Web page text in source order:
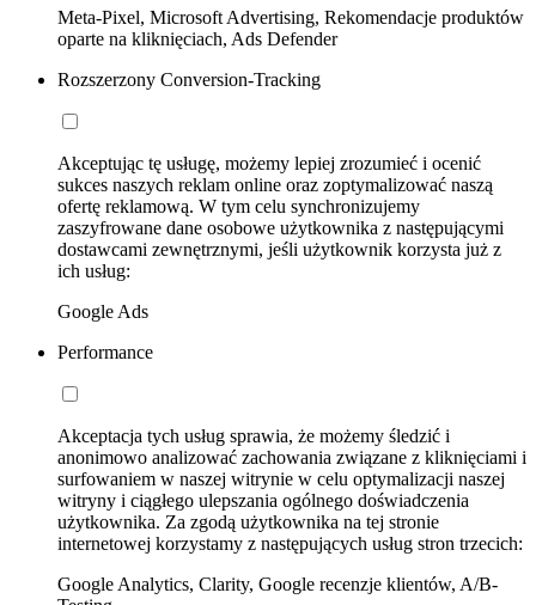
Meta-Pixel, Microsoft Advertising, Rekomendacje produktów
oparte na kliknięciach, Ads Defender
Rozszerzony Conversion-Tracking
Akceptując tę usługę, możemy lepiej zrozumieć i ocenić
sukces naszych reklam online oraz zoptymalizować naszą
ofertę reklamową. W tym celu synchronizujemy
zaszyfrowane dane osobowe użytkownika z następującymi
dostawcami zewnętrznymi, jeśli użytkownik korzysta już z
ich usług:
Google Ads
Performance
Akceptacja tych usług sprawia, że możemy śledzić i
anonimowo analizować zachowania związane z kliknięciami i
surfowaniem w naszej witrynie w celu optymalizacji naszej
witryny i ciągłego ulepszania ogólnego doświadczenia
użytkownika. Za zgodą użytkownika na tej stronie
internetowej korzystamy z następujących usług stron trzecich:
Google Analytics, Clarity, Google recenzje klientów, A/B-